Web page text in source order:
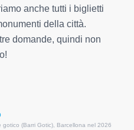
(Barri Gotic), Barcellona nel 2026
anche tutti i biglietti
della città.
domande, quindi non